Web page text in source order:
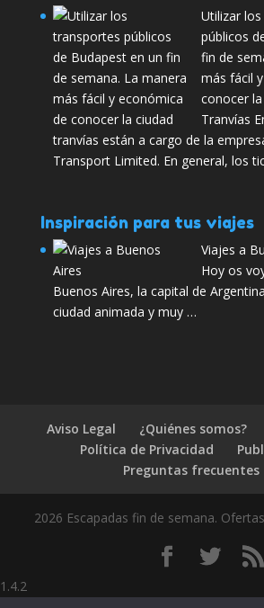
Utilizar
públicos
fin de
más fácil
conocer
Tranvías
tranvías están a cargo de la
Transport Limited. En general, los
Inspiración para tus viajes
Viajes a
Hoy os
Buenos Aires, la capital de
ciudad animada y muy …
Aviso Legal ¿Quiénes somos?
Política de Privacidad
Preguntas frecuentes
2026 Escapadas fin de semana.
1.4.2